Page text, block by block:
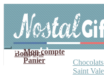
navigation
contenu
Mon compte
Panier
Bonbons
Saint